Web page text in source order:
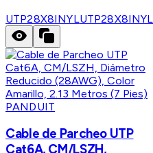
UTP28X8INYLUTP28X8INYL
PANDUIT
Cable de Parcheo UTP
Cat6A, CM/LSZH,